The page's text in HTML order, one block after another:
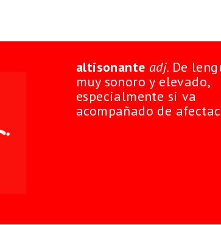
altisonante adj. De
muy sonoro y elevado,
especialmente si va
acompañado de